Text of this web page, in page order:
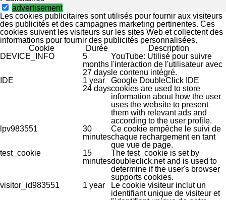
advertisement
Les cookies publicitaires sont utilisés pour fournir aux visiteurs
des publicités et des campagnes marketing pertinentes. Ces
cookies suivent les visiteurs sur les sites Web et collectent des
informations pour fournir des publicités personnalisées.
Cookie
Durée
Description
DEVICE_INFO
5
months
27 days
YouTube: Utilisé pour suivre
l'interaction de l'utilisateur avec
le contenu intégré.
IDE
1 year
24 days
Google DoubleClick IDE
cookies are used to store
information about how the user
uses the website to present
them with relevant ads and
according to the user profile.
lpv983551
30
minutes
Ce cookie empêche le suivi de
chaque rechargement en tant
que vue de page.
test_cookie
15
minutes
The test_cookie is set by
doubleclick.net and is used to
determine if the user's browser
supports cookies.
visitor_id983551
1 year
Le cookie visiteur inclut un
identifiant unique de visiteur et